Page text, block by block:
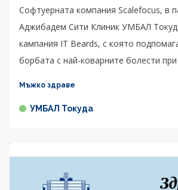
Софтуерната компания Scalefocus, в
Аджибадем Сити Клиник УМБАЛ
кампания IT Beards, с която
борбата с най-коварните болести
Мъжко здраве
УМБАЛ Токуда